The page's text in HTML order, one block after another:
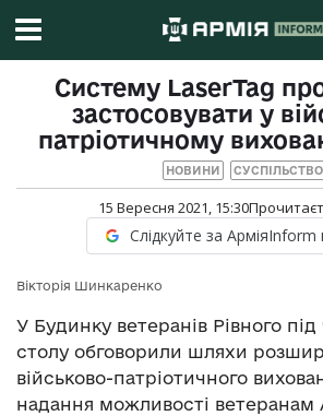
Систему LaserTag
застосовувати у
патріотичному
НОВИНИ СУСПІЛЬСТВО
15 Вересня 2021, 15:30
Слідкуйте за АрміяInform
Вiкторiя Шинкаренко
У Будинку ветеранів Рівного під
столу обговорили шляхи
військово-патріотичного
надання можливості